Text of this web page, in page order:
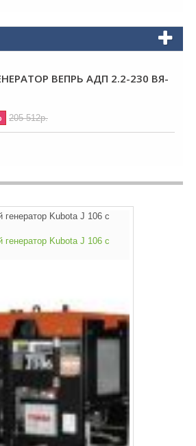
ВЕПРЬ АДП 2.2-230 ВЯ-
205 512р.